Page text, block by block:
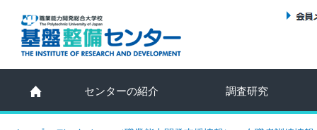
センターの紹介 調査研究